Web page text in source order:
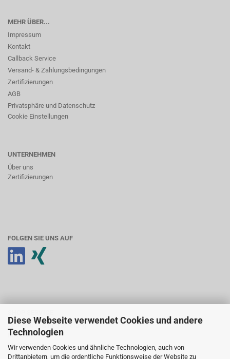
Diese Webseite verwendet Cookies und andere
Technologien
Wir verwenden Cookies und ähnliche Technologien, auch von
Drittanbietern, um die ordentliche Funktionsweise der Website zu
MEHR ÜBER...
Impressum
Kontakt
Callback Service
Versand- & Zahlungsbedingungen
Zertifizierungen
AGB
Privatsphäre und Datenschutz
Cookie Einstellungen
UNTERNEHMEN
Über uns
Zertifizierungen
FOLGEN SIE UNS AUF
Anmeldung & Registrierung
Ihr Konto
Merkzettel